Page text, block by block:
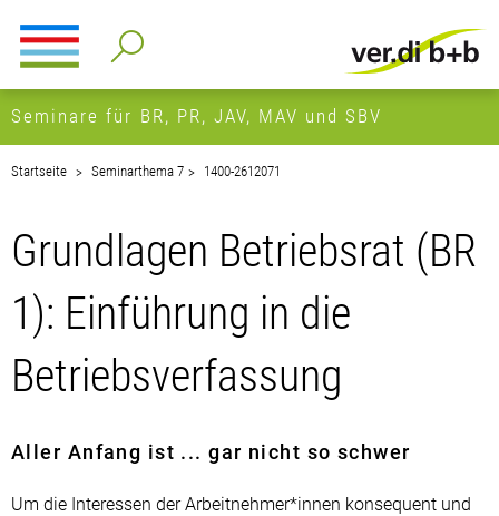
Seminare für BR, PR, JAV, MAV und SBV
Startseite Seminarthema 7 1400-2612071
Grundlagen Betriebsrat (BR
1): Einführung in die
Betriebsverfassung
Aller Anfang ist ... gar nicht so schwer
Um die Interessen der Arbeitnehmer*innen konsequent und